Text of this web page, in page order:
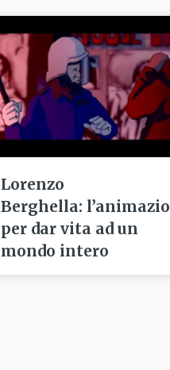
Lorenzo
Berghella:
per dar vita ad un
mondo intero